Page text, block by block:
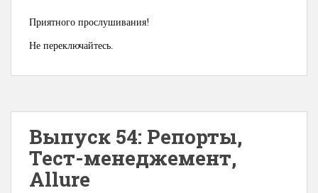
Приятного прослушивания!
Не переключайтесь.
Выпуск 54: Репорты,
Тест-менеджемент,
Allure